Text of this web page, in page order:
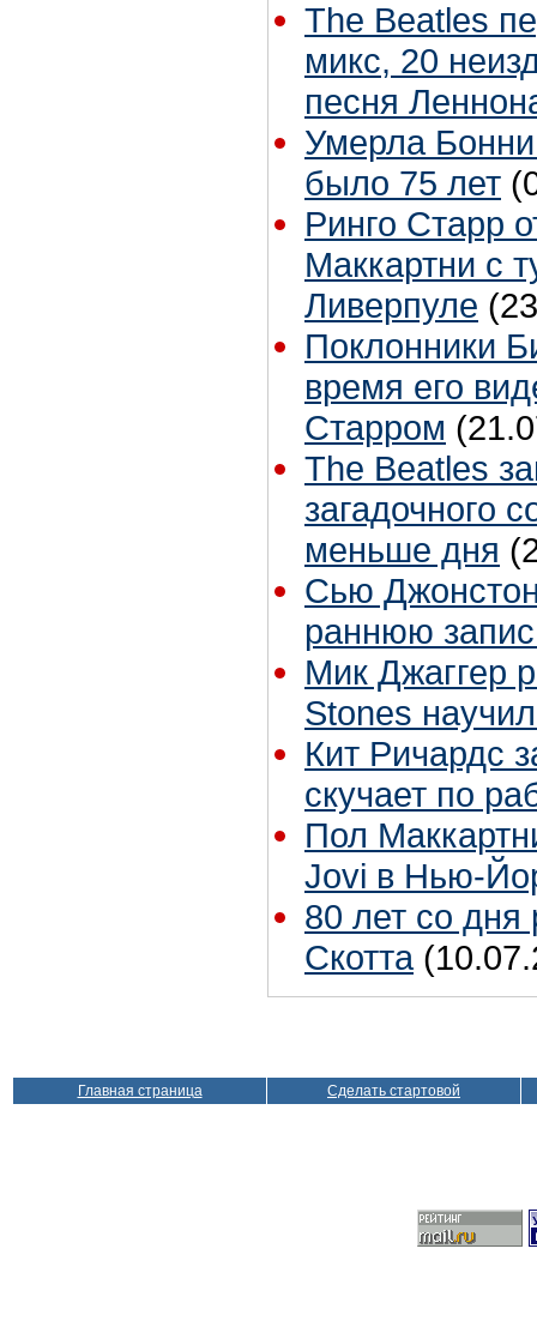
The Beatles
микс, 20
песня
Умерла
было 75 лет
Ринго Старр
Маккартни с
Ливерпуле
Поклонники
время его
Старром
The Beatles
загадочного
меньше дня
Сью
раннюю
Мик Джаггер
Stones
Кит Ричардс
скучает по
Пол
Jovi в Нью-
80 лет со
Скотта
Главная страница Сделать стартовой